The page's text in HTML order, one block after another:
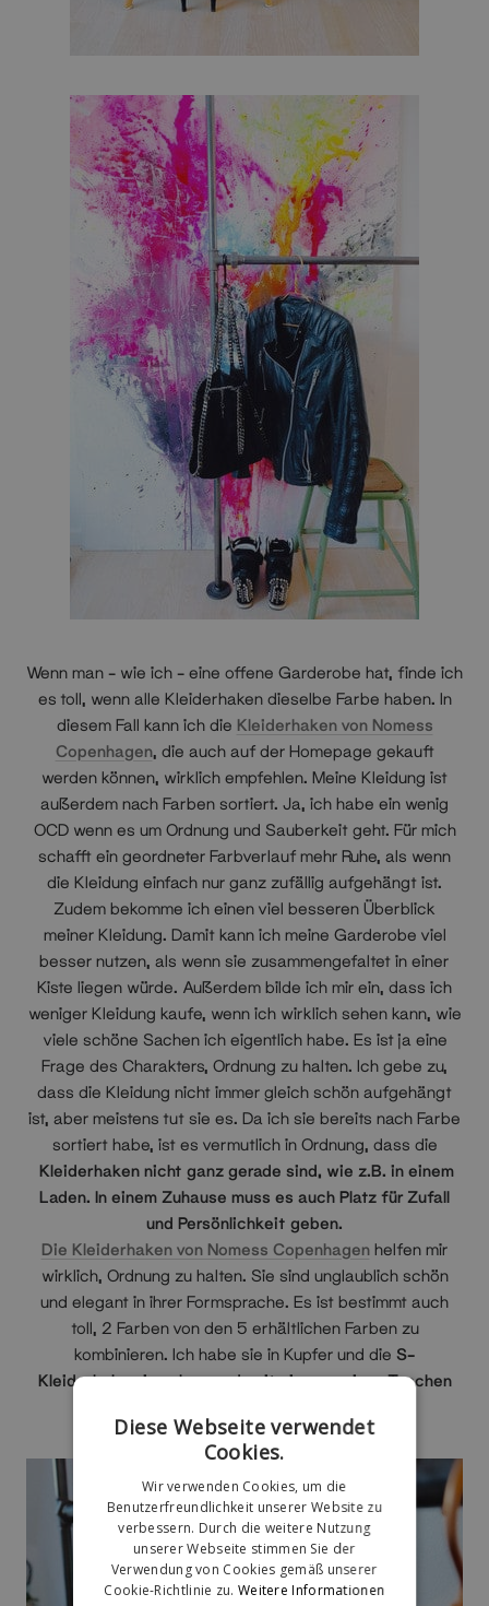
Wenn man – wie ich – eine offene Garderobe hat, finde ich
es toll, wenn alle Kleiderhaken dieselbe Farbe haben. In
diesem Fall kann ich die Kleiderhaken von Nomess
Copenhagen, die auch auf der Homepage gekauft
werden können, wirklich empfehlen. Meine Kleidung ist
außerdem nach Farben sortiert. Ja, ich habe ein wenig
OCD wenn es um Ordnung und Sauberkeit geht. Für mich
schafft ein geordneter Farbverlauf mehr Ruhe, als wenn
die Kleidung einfach nur ganz zufällig aufgehängt ist.
Zudem bekomme ich einen viel besseren Überblick
meiner Kleidung. Damit kann ich meine Garderobe viel
besser nutzen, als wenn sie zusammengefaltet in einer
Kiste liegen würde. Außerdem bilde ich mir ein, dass ich
weniger Kleidung kaufe, wenn ich wirklich sehen kann, wie
viele schöne Sachen ich eigentlich habe. Es ist ja eine
Frage des Charakters, Ordnung zu halten. Ich gebe zu,
dass die Kleidung nicht immer gleich schön aufgehängt
ist, aber meistens tut sie es. Da ich sie bereits nach Farbe
sortiert habe, ist es vermutlich in Ordnung, dass die
Kleiderhaken nicht ganz gerade sind, wie z.B. in einem
Laden. In einem Zuhause muss es auch Platz für Zufall
und Persönlichkeit geben.
Die Kleiderhaken von Nomess Copenhagenhelfen mir
wirklich, Ordnung zu halten. Sie sind unglaublich schön
und elegant in ihrer Formsprache. Es ist bestimmt auch
toll, 2 Farben von den 5 erhältlichen Farben zu
kombinieren. Ich habe sie in Kupfer und die S-
Kleiderhakenin schwarz, damit sie zu meinen Taschen
Diese Webseite verwendet
Cookies.
Wir verwenden Cookies, um die
Benutzerfreundlichkeit unserer Website zu
verbessern. Durch die weitere Nutzung
unserer Webseite stimmen Sie der
Verwendung von Cookies gemäß unserer
Cookie-Richtlinie zu.Weitere Informationen